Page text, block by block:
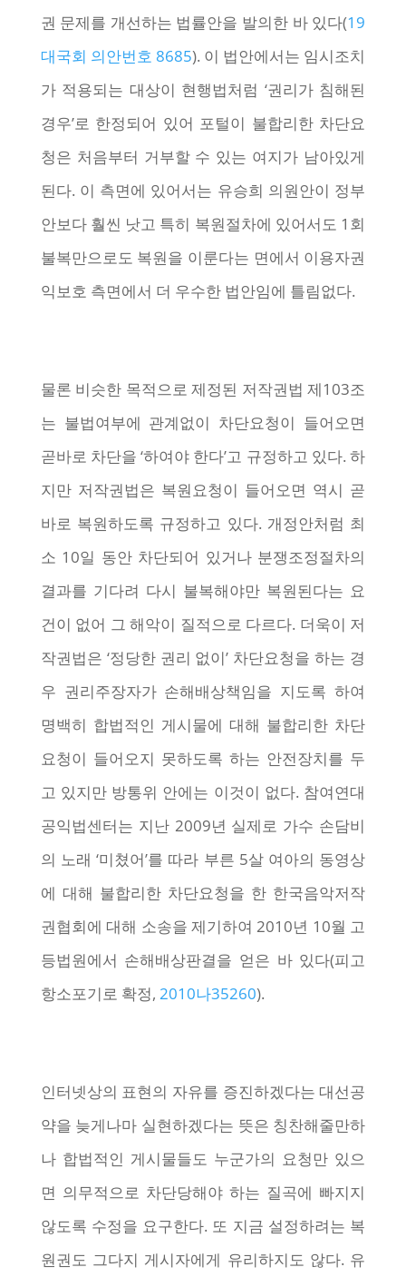
권 문제를 개선하는 법률안을 발의한 바 있다(19
대국회 의안번호 8685). 이 법안에서는 임시조치
가 적용되는 대상이 현행법처럼 ‘권리가 침해된
경우’로 한정되어 있어 포털이 불합리한 차단요
청은 처음부터 거부할 수 있는 여지가 남아있게
된다. 이 측면에 있어서는 유승희 의원안이 정부
안보다 훨씬 낫고 특히 복원절차에 있어서도 1회
불복만으로도 복원을 이룬다는 면에서 이용자권
익보호 측면에서 더 우수한 법안임에 틀림없다.
물론 비슷한 목적으로 제정된 저작권법 제103조
는 불법여부에 관계없이 차단요청이 들어오면
곧바로 차단을 ‘하여야 한다’고 규정하고 있다. 하
지만 저작권법은 복원요청이 들어오면 역시 곧
바로 복원하도록 규정하고 있다. 개정안처럼 최
소 10일 동안 차단되어 있거나 분쟁조정절차의
결과를 기다려 다시 불복해야만 복원된다는 요
건이 없어 그 해악이 질적으로 다르다. 더욱이 저
작권법은 ‘정당한 권리 없이’ 차단요청을 하는 경
우 권리주장자가 손해배상책임을 지도록 하여
명백히 합법적인 게시물에 대해 불합리한 차단
요청이 들어오지 못하도록 하는 안전장치를 두
고 있지만 방통위 안에는 이것이 없다. 참여연대
공익법센터는 지난 2009년 실제로 가수 손담비
의 노래 ‘미쳤어’를 따라 부른 5살 여아의 동영상
에 대해 불합리한 차단요청을 한 한국음악저작
권협회에 대해 소송을 제기하여 2010년 10월 고
등법원에서 손해배상판결을 얻은 바 있다(피고
항소포기로 확정, 2010나35260).
인터넷상의 표현의 자유를 증진하겠다는 대선공
약을 늦게나마 실현하겠다는 뜻은 칭찬해줄만하
나 합법적인 게시물들도 누군가의 요청만 있으
면 의무적으로 차단당해야 하는 질곡에 빠지지
않도록 수정을 요구한다. 또 지금 설정하려는 복
원권도 그다지 게시자에게 유리하지도 않다. 유